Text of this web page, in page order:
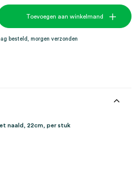
Toevoegen aan winkelmand
besteld, morgen verzonden
naald, 22cm, per stuk